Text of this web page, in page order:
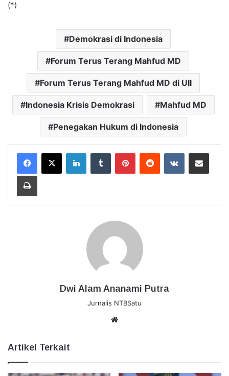
(*)
Demokrasi di Indonesia
Forum Terus Terang Mahfud MD
Forum Terus Terang Mahfud MD di UII
Indonesia Krisis Demokrasi Mahfud MD
Penegakan Hukum di Indonesia
LinkedInTumblr PinterestReddit VKontakteBagikan Lewat Email
Cetak
Dwi Alam Ananami Putra
Jurnalis NTBSatu
Artikel Terkait